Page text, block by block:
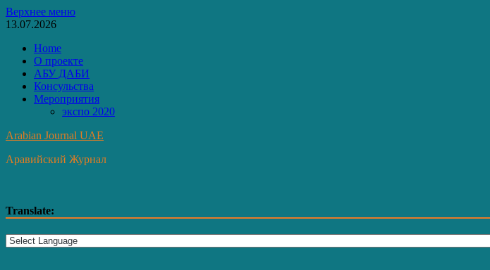
Перейти
к
Верхнее меню
13.07.2026
Home
О проекте
АБУ ДАБИ
Консульства
Мероприятия
экспо 2020
Arabian Journal UAE
Аравийский Журнал
Translate: